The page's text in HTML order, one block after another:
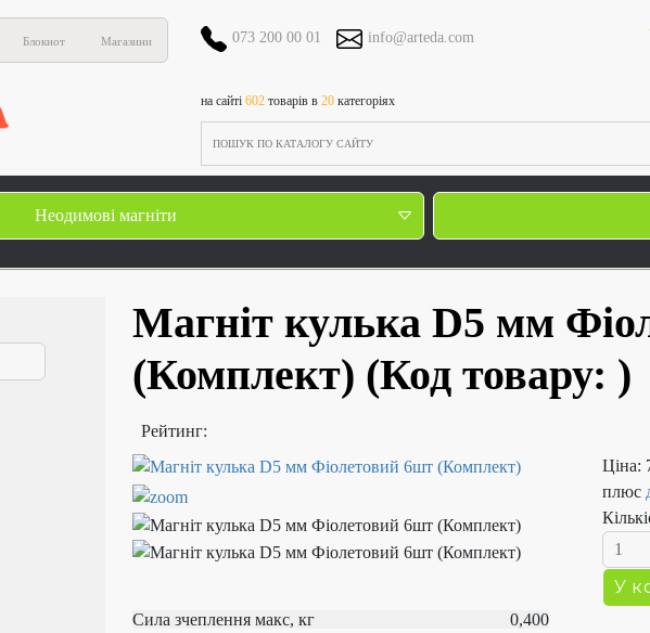
Блокнот Магазини 073 200 00 01 info@arteda.com
на сайті 602 товарів в 20 категоріях
Неодимові магніти
Магніт кулька D5 мм
(Комплект) (Код товару: )
Рейтинг:
Ціна:
плюс
Сила зчеплення макс, кг 0,400